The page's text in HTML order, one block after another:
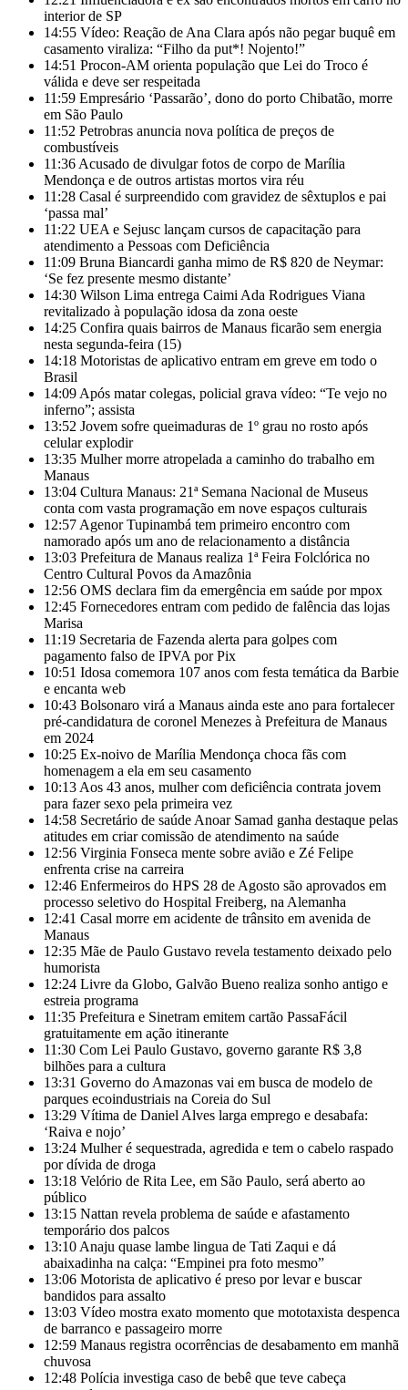
interior de SP
14:55 Vídeo: Reação de Ana Clara após não pegar buquê em
casamento viraliza: “Filho da put*! Nojento!”
14:51 Procon-AM orienta população que Lei do Troco é
válida e deve ser respeitada
11:59 Empresário ‘Passarão’, dono do porto Chibatão, morre
em São Paulo
11:52 Petrobras anuncia nova política de preços de
combustíveis
11:36 Acusado de divulgar fotos de corpo de Marília
Mendonça e de outros artistas mortos vira réu
11:28 Casal é surpreendido com gravidez de sêxtuplos e pai
‘passa mal’
11:22 UEA e Sejusc lançam cursos de capacitação para
atendimento a Pessoas com Deficiência
11:09 Bruna Biancardi ganha mimo de R$ 820 de Neymar:
‘Se fez presente mesmo distante’
14:30 Wilson Lima entrega Caimi Ada Rodrigues Viana
revitalizado à população idosa da zona oeste
14:25 Confira quais bairros de Manaus ficarão sem energia
nesta segunda-feira (15)
14:18 Motoristas de aplicativo entram em greve em todo o
Brasil
14:09 Após matar colegas, policial grava vídeo: “Te vejo no
inferno”; assista
13:52 Jovem sofre queimaduras de 1º grau no rosto após
celular explodir
13:35 Mulher morre atropelada a caminho do trabalho em
Manaus
13:04 Cultura Manaus: 21ª Semana Nacional de Museus
conta com vasta programação em nove espaços culturais
12:57 Agenor Tupinambá tem primeiro encontro com
namorado após um ano de relacionamento a distância
13:03 Prefeitura de Manaus realiza 1ª Feira Folclórica no
Centro Cultural Povos da Amazônia
12:56 OMS declara fim da emergência em saúde por mpox
12:45 Fornecedores entram com pedido de falência das lojas
Marisa
11:19 Secretaria de Fazenda alerta para golpes com
pagamento falso de IPVA por Pix
10:51 Idosa comemora 107 anos com festa temática da Barbie
e encanta web
10:43 Bolsonaro virá a Manaus ainda este ano para fortalecer
pré-candidatura de coronel Menezes à Prefeitura de Manaus
em 2024
10:25 Ex-noivo de Marília Mendonça choca fãs com
homenagem a ela em seu casamento
10:13 Aos 43 anos, mulher com deficiência contrata jovem
para fazer sexo pela primeira vez
14:58 Secretário de saúde Anoar Samad ganha destaque pelas
atitudes em criar comissão de atendimento na saúde
12:56 Virginia Fonseca mente sobre avião e Zé Felipe
enfrenta crise na carreira
12:46 Enfermeiros do HPS 28 de Agosto são aprovados em
processo seletivo do Hospital Freiberg, na Alemanha
12:41 Casal morre em acidente de trânsito em avenida de
Manaus
12:35 Mãe de Paulo Gustavo revela testamento deixado pelo
humorista
12:24 Livre da Globo, Galvão Bueno realiza sonho antigo e
estreia programa
11:35 Prefeitura e Sinetram emitem cartão PassaFácil
gratuitamente em ação itinerante
11:30 Com Lei Paulo Gustavo, governo garante R$ 3,8
bilhões para a cultura
13:31 Governo do Amazonas vai em busca de modelo de
parques ecoindustriais na Coreia do Sul
13:29 Vítima de Daniel Alves larga emprego e desabafa:
‘Raiva e nojo’
13:24 Mulher é sequestrada, agredida e tem o cabelo raspado
por dívida de droga
13:18 Velório de Rita Lee, em São Paulo, será aberto ao
público
13:15 Nattan revela problema de saúde e afastamento
temporário dos palcos
13:10 Anaju quase lambe lingua de Tati Zaqui e dá
abaixadinha na calça: “Empinei pra foto mesmo”
13:06 Motorista de aplicativo é preso por levar e buscar
bandidos para assalto
13:03 Vídeo mostra exato momento que mototaxista despenca
de barranco e passageiro morre
12:59 Manaus registra ocorrências de desabamento em manhã
chuvosa
12:48 Polícia investiga caso de bebê que teve cabeça